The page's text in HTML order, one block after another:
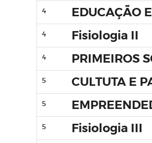
4 EDUCAÇÃO
4 Fisiologia II
4 PRIMEIROS
5 CULTUTA E
5
5 Fisiologia III